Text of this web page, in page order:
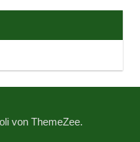
von ThemeZee.